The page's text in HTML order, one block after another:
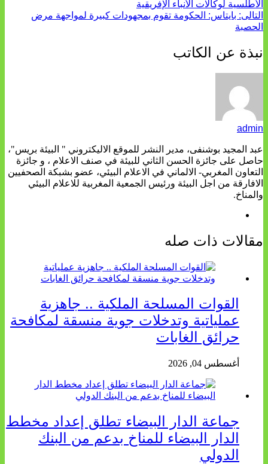
الأطلسية لوكالات الأنباء الإفريقية
التالى: بايتاس: الحكومة تقوم بمجهودات كبيرة لمواجهة مرض
الحصبة
نبذة عن الكاتب
admin
عبد المجيد بوشنفى، مدير النشر للموقع الاليكتروني " البيئة بريس"،
حاصل على جائزة الحسن الثاني للبيئة في صنف الاعلام ، و جائزة
التعاون المغربي- الالماني في الاعلام البيئي، عضو بشبكة الصحفيين
الافارقة من اجل البيئة ورئيس الجمعية المغربية للاعلام البيئي
والمناخ.
مقالات ذات صله
القوات المسلحة الملكية .. جاهزية
عملياتية وتدخلات جوية منسقة لمكافحة
حرائق الغابات
أغسطس 04, 2026
جماعة الدار البيضاء تطلق إعداد مخطط
الدار البيضاء للمناخ بدعم من البنك
الدولي